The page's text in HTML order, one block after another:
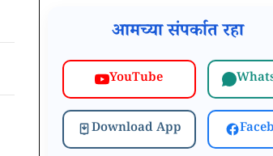
आमच्या संपर्कात रहा
YouTube
Download App